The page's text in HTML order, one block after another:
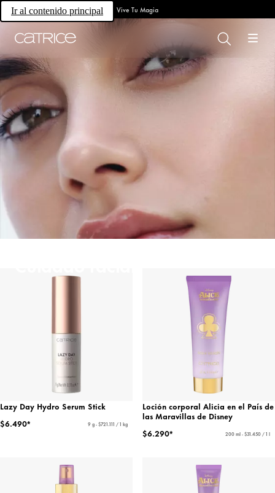
Ir al contenido principal Vive Tu Magia
Lazy Day Hydro Serum Stick
$6.490*
9 g - $721.111 / 1 kg
Loción corporal Alicia en el País de
las Maravillas de Disney
$6.290*
200 ml - $31.450 / 1 l